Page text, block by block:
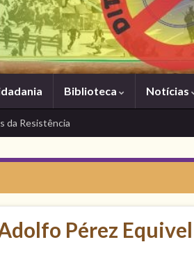
Biblioteca Notícias
da Resistência
Pérez Equivel